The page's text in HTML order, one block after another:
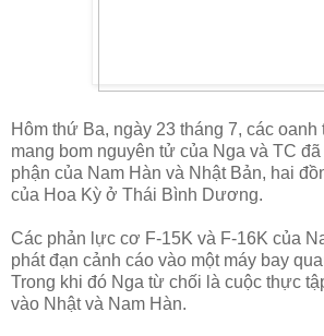
Hôm thứ Ba, ngày 23 tháng 7, các
mang bom nguyên tử của Nga và TC
phận của Nam Hàn và Nhật Bản, hai
của Hoa Kỳ ở Thái Bình Dương.
Các phản lực cơ F-15K và F-16K của
phát đạn cảnh cáo vào một máy bay
Trong khi đó Nga từ chối là cuộc thực
vào Nhật và Nam Hàn.